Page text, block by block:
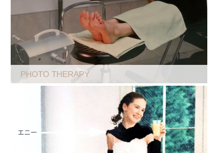
PHOTO THERAPY